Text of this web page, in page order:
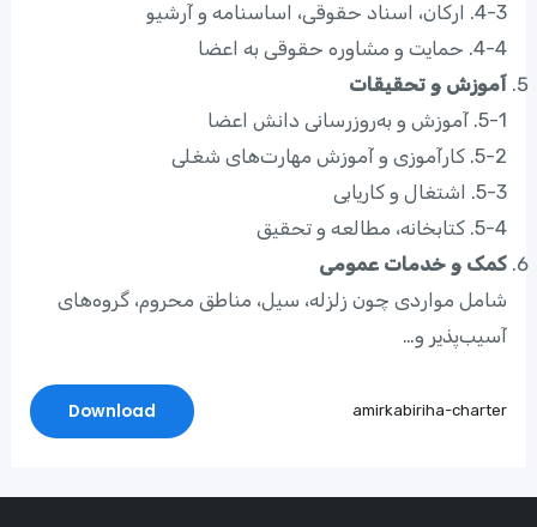
4-3. ارکان، اسناد حقوقی، اساسنامه و آرشیو
4-4. حمایت و مشاوره حقوقی به اعضا
آموزش و تحقیقات
5-1. آموزش و به‌روز‌رسانی دانش اعضا
5-2. کارآموزی و آموزش مهارت‌های شغلی
5-3. اشتغال و کاریابی
5-4. کتابخانه، مطالعه و تحقیق
کمک و خدمات عمومی
شامل مواردی چون زلزله، سیل، مناطق محروم، گروه‌های
آسیب‌پذیر و…
amirkabiriha-charter
Download